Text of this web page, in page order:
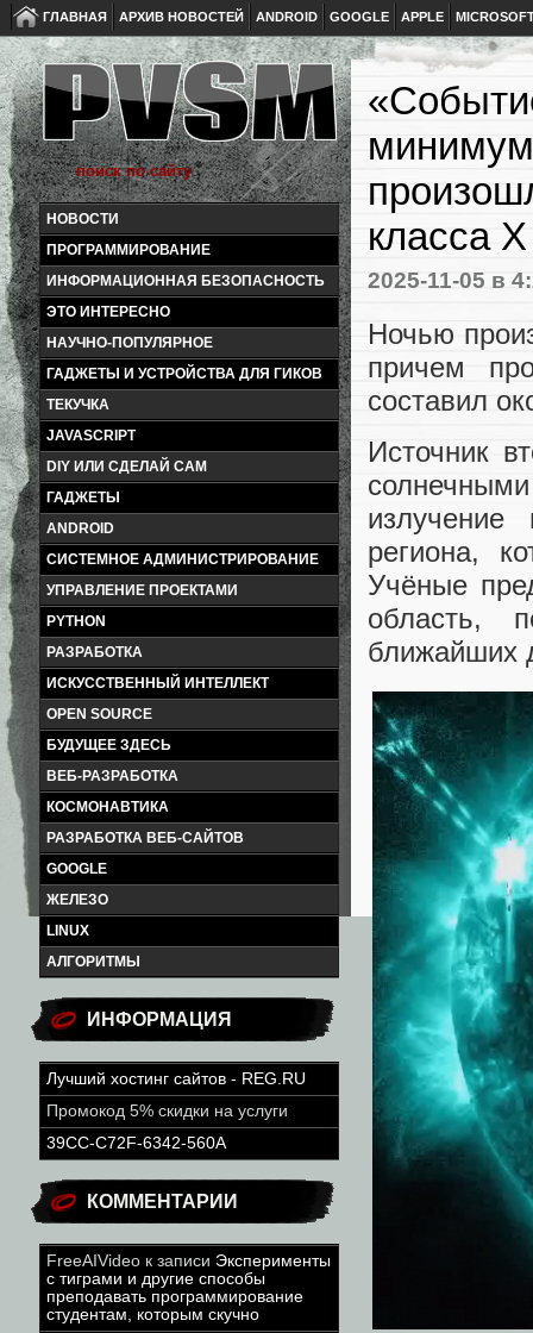
ГЛАВНАЯ АРХИВ НОВОСТЕЙ ANDROID GOOGLE APPLE
НОВОСТИ
ПРОГРАММИРОВАНИЕ
ИНФОРМАЦИОННАЯ БЕЗОПАСНОСТЬ
ЭТО ИНТЕРЕСНО
НАУЧНО-ПОПУЛЯРНОЕ
ГАДЖЕТЫ И УСТРОЙСТВА ДЛЯ ГИКОВ
ТЕКУЧКА
JAVASCRIPT
DIY ИЛИ СДЕЛАЙ САМ
ГАДЖЕТЫ
ANDROID
СИСТЕМНОЕ АДМИНИСТРИРОВАНИЕ
УПРАВЛЕНИЕ ПРОЕКТАМИ
PYTHON
РАЗРАБОТКА
ИСКУССТВЕННЫЙ ИНТЕЛЛЕКТ
OPEN SOURCE
БУДУЩЕЕ ЗДЕСЬ
ВЕБ-РАЗРАБОТКА
КОСМОНАВТИКА
РАЗРАБОТКА ВЕБ-САЙТОВ
GOOGLE
ЖЕЛЕЗО
LINUX
АЛГОРИТМЫ
ИНФОРМАЦИЯ
Лучший хостинг сайтов - REG.RU
Промокод 5% скидки на услуги
39CC-C72F-6342-560A
КОММЕНТАРИИ
FreeAIVideo к записи Эксперименты
с тиграми и другие способы
преподавать программирование
студентам, которым скучно
класса X
2025-11-05 в
Ночью
причем
составил
Источник
региона,
Учёные
область,
ближайших